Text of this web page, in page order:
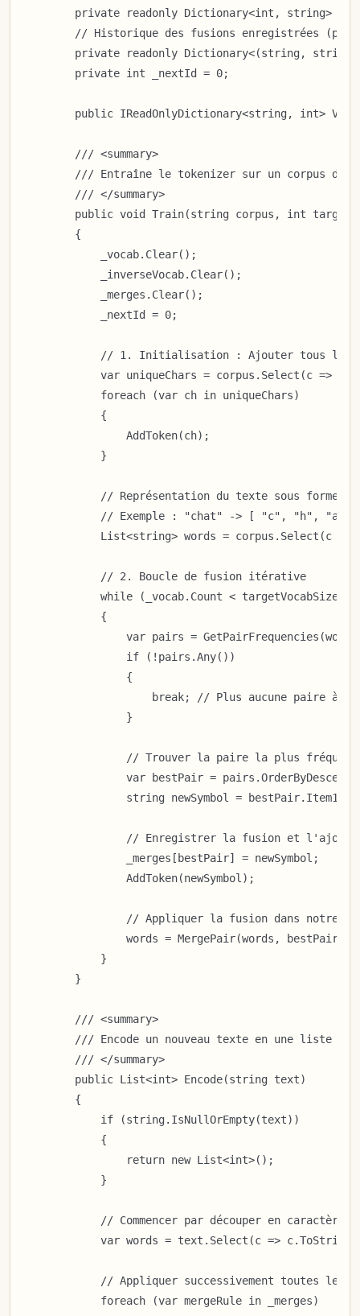
private readonly Dictionary<int, string>
// Historique des fusions enregistrées
private readonly Dictionary<(string,
        private int _nextId = 0;
public IReadOnlyDictionary<string, int>
        /// <summary>
/// Entraîne le tokenizer sur un corpus de
        /// </summary>
public void Train(string corpus, int
        {
            _vocab.Clear();
            _inverseVocab.Clear();
            _merges.Clear();
            _nextId = 0;
// 1. Initialisation : Ajouter tous
var uniqueChars = corpus.Select(c =>
            foreach (var ch in uniqueChars)
            {
                AddToken(ch);
            }
// Représentation du texte sous forme
// Exemple : "chat" -> [ "c", "h", "a",
List<string> words = corpus.Select(c =>
            // 2. Boucle de fusion itérative
            while (_vocab.Count < targetVocabSize)
            {
var pairs =
                if (!pairs.Any())
                {
break; // Plus aucune paire à
                }
// Trouver la paire la plus
var bestPair =
string newSymbol = bestPair.Item1 +
// Enregistrer la fusion et
                _merges[bestPair] = newSymbol;
                AddToken(newSymbol);
// Appliquer la fusion dans notre
words = MergePair(words, bestPair,
            }
        }
        /// <summary>
/// Encode un nouveau texte en une liste
        /// </summary>
        public List<int> Encode(string text)
        {
            if (string.IsNullOrEmpty(text))
            {
                return new List<int>();
            }
// Commencer par découper en caractères
var words = text.Select(c =>
// Appliquer successivement toutes les
            foreach (var mergeRule in _merges)